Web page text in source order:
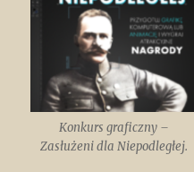
Konkurs graficzny –
Zasłużeni dla Niepodległej.